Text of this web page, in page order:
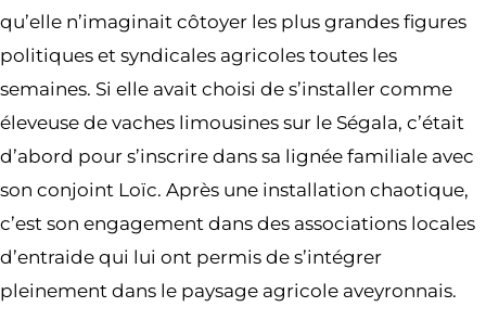
qu’elle n’imaginait côtoyer les plus grandes figures
politiques et syndicales agricoles toutes les
semaines. Si elle avait choisi de s’installer comme
éleveuse de vaches limousines sur le Ségala, c’était
d’abord pour s’inscrire dans sa lignée familiale avec
son conjoint Loïc. Après une installation chaotique,
c’est son engagement dans des associations locales
d’entraide qui lui ont permis de s’intégrer
pleinement dans le paysage agricole aveyronnais.